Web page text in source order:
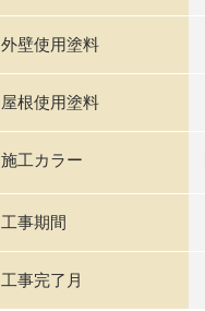
外壁使用塗料
屋根使用塗料
施工カラー
工事期間
工事完了月